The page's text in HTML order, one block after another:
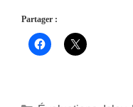
Partager :